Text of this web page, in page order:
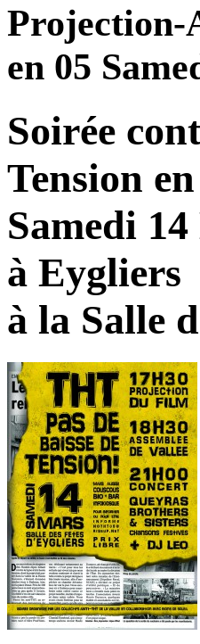
Projection-
en 05
Soirée
Tension
Samedi
à Eygliers
à la Salle